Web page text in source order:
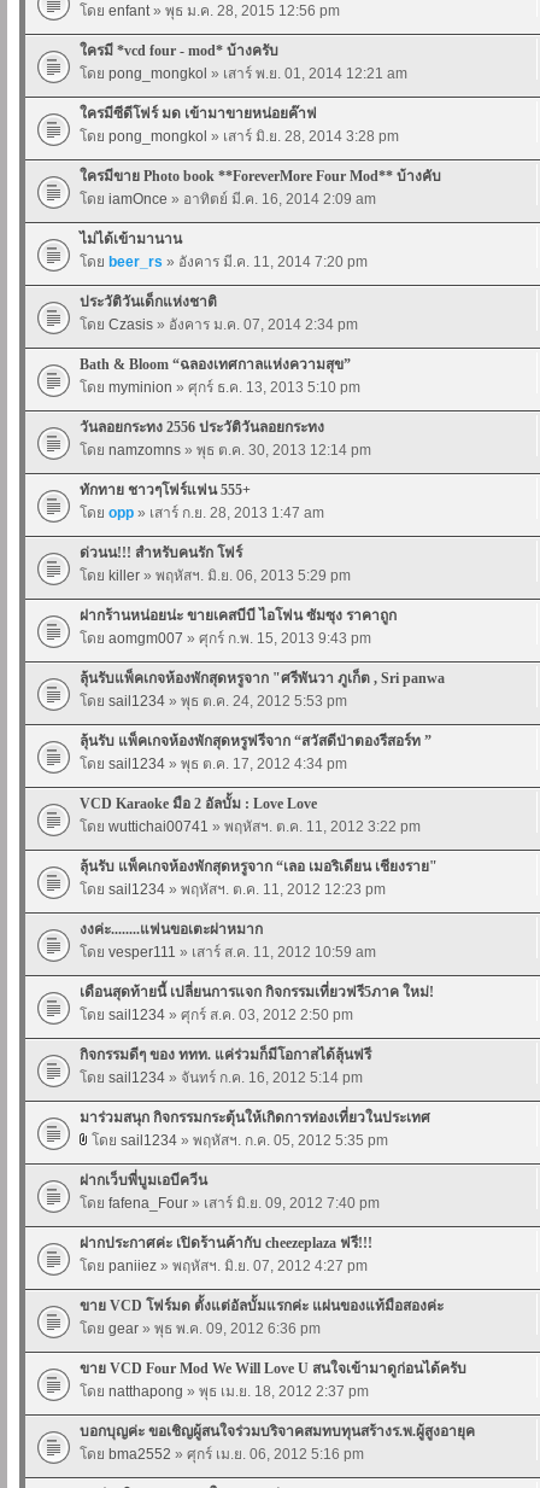
โดย enfant» พุธ ม.ค. 28, 2015 12:56 pm
ใครมี *vcd four - mod* บ้างครับ
โดย pong_mongkol » เสาร์ พ.ย. 01, 2014 12:21 am
ใครมีซีดีโฟร์ มด เข้ามาขายหน่อยค๊าฟ
โดย pong_mongkol » เสาร์ มิ.ย. 28, 2014 3:28 pm
ใครมีขาย Photo book **ForeverMore Four Mod** บ้างคับ
โดย iamOnce » อาทิตย์ มี.ค. 16, 2014 2:09 am
ไม่ได้เข้ามานาน
โดย beer_rs » อังคาร มี.ค. 11, 2014 7:20 pm
ประวัติวันเด็กแห่งชาติ
โดย Czasis » อังคาร ม.ค. 07, 2014 2:34 pm
Bath & Bloom “ฉลองเทศกาลแห่งความสุข”
โดย myminion » ศุกร์ ธ.ค. 13, 2013 5:10 pm
วันลอยกระทง 2556 ประวัติวันลอยกระทง
โดย namzomns » พุธ ต.ค. 30, 2013 12:14 pm
ทักทาย ชาวๆโฟร์แฟน 555+
โดย opp » เสาร์ ก.ย. 28, 2013 1:47 am
ด่วนน!!! สำหรับคนรัก โฟร์
โดย killer » พฤหัสฯ. มิ.ย. 06, 2013 5:29 pm
ฝากร้านหน่อยน่ะ ขายเคสบีบี ไอโฟน ซัมซุง ราคาถูก
โดย aomgm007 » ศุกร์ ก.พ. 15, 2013 9:43 pm
ลุ้นรับแพ็คเกจห้องพักสุดหรูจาก "ศรีพันวา ภูเก็ต , Sri panwa
โดย sail1234 » พุธ ต.ค. 24, 2012 5:53 pm
ลุ้นรับ แพ็คเกจห้องพักสุดหรูฟรีจาก “สวัสดีป่าตองรีสอร์ท ”
โดย sail1234 » พุธ ต.ค. 17, 2012 4:34 pm
VCD Karaoke มือ 2 อัลบั้ม : Love Love
โดย wuttichai00741 » พฤหัสฯ. ต.ค. 11, 2012 3:22 pm
ลุ้นรับ แพ็คเกจห้องพักสุดหรูจาก “เลอ เมอริเดียน เชียงราย"
โดย sail1234 » พฤหัสฯ. ต.ค. 11, 2012 12:23 pm
งงค่ะ........แฟนขอเตะผ่าหมาก
โดย vesper111 » เสาร์ ส.ค. 11, 2012 10:59 am
เดือนสุดท้ายนี้ เปลี่ยนการแจก กิจกรรมเที่ยวฟรี5ภาค ใหม่!
โดย sail1234 » ศุกร์ ส.ค. 03, 2012 2:50 pm
กิจกรรมดีๆ ของ ททท. แค่ร่วมก็มีโอกาสได้ลุ้นฟรี
โดย sail1234 » จันทร์ ก.ค. 16, 2012 5:14 pm
มาร่วมสนุก กิจกรรมกระตุ้นให้เกิดการท่องเที่ยวในประเทศ
โดย sail1234 » พฤหัสฯ. ก.ค. 05, 2012 5:35 pm
ฝากเว็บพี่บูมเอบีควีน
โดย fafena_Four » เสาร์ มิ.ย. 09, 2012 7:40 pm
ฝากประกาศค่ะ เปิดร้านค้ากับ cheezeplaza ฟรี!!!
โดย paniiez » พฤหัสฯ. มิ.ย. 07, 2012 4:27 pm
ขาย VCD โฟร์มด ตั้งแต่อัลบั้มแรกค่ะ แผ่นของแท้มือสองค่ะ
โดย gear » พุธ พ.ค. 09, 2012 6:36 pm
ขาย VCD Four Mod We Will Love U สนใจเข้ามาดูก่อนได้ครับ
โดย natthapong » พุธ เม.ย. 18, 2012 2:37 pm
บอกบุญค่ะ ขอเชิญผู้สนใจร่วมบริจาคสมทบทุนสร้างร.พ.ผู้สูงอายุค
โดย bma2552 » ศุกร์ เม.ย. 06, 2012 5:16 pm